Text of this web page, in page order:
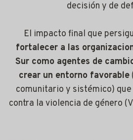
decisión y de
El impacto final que
fortalecer a las
Sur como agentes de
crear un entorno favorable
comunitario y sistémico)
contra la violencia de género